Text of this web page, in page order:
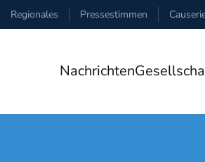
Regionales Pressestimmen
Nachrichten